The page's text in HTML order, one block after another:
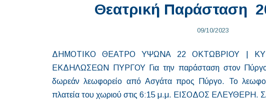
Θεατρική Παράσταση
09/10/2023
ΔΗΜΟΤΙΚΟ ΘΕΑΤΡΟ ΥΨΩΝΑ 22 ΟΚΤΩΒΡΙΟΥ |
ΕΚΔΗΛΩΣΕΩΝ ΠΥΡΓΟΥ Για την παράσταση στον Πύργο
δωρεάν λεωφορείο από Ασγάτα προς Πύργο. Το
πλατεία του χωριού στις 6:15 μ.μ. ΕΙΣΟΔΟΣ